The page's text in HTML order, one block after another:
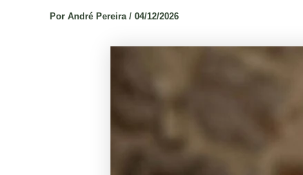
Por André Pereira / 04/12/2026